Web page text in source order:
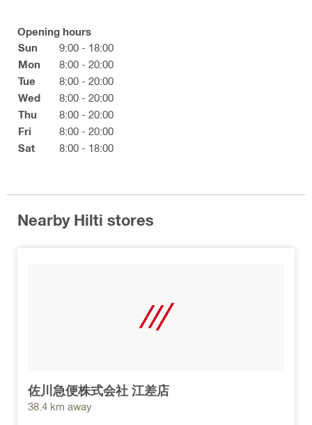
Opening hours
Sun
9:00 - 18:00
Mon
8:00 - 20:00
Tue
8:00 - 20:00
Wed
8:00 - 20:00
Thu
8:00 - 20:00
Fri
8:00 - 20:00
Sat
8:00 - 18:00
Nearby Hilti stores
佐川急便株式会社 江差店
38.4 km away